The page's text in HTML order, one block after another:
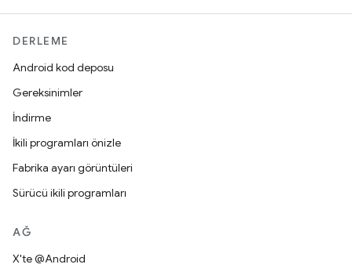
DERLEME
Android kod deposu
Gereksinimler
İndirme
İkili programları önizle
Fabrika ayarı görüntüleri
Sürücü ikili programları
AĞ
X'te @Android